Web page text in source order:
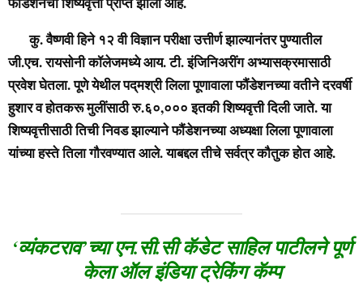
कु. वैष्णवी हिने १२ वी विज्ञान परीक्षा उत्तीर्ण झाल्यानंतर पुण्यातील
जी.एच. रायसोनी कॉलेजमध्ये आय. टी. इंजिनिअरींग अभ्यासक्रमासाठी
प्रवेश घेतला. पूणे येथील पद्‌मश्री लिला पूणावाला फौंडेशनच्या वतीने दरवर्षी
हुशार व होतकरू मुलींसाठी रु.६०,००० इतकी शिष्यवृत्ती दिली जाते. या
शिष्यवृत्तीसाठी तिची निवड झाल्याने फौंडेशनच्या अध्यक्षा लिला पूणावाला
यांच्या हस्ते तिला गौरवण्यात आले. याबद्दल तीचे सर्वत्र कौतुक होत आहे.
‘व्यंकटराव’च्या एन.सी.सी कॅडेट साहिल पाटीलने पूर्ण
केला ऑल इंडिया ट्रेकिंग कॅम्प